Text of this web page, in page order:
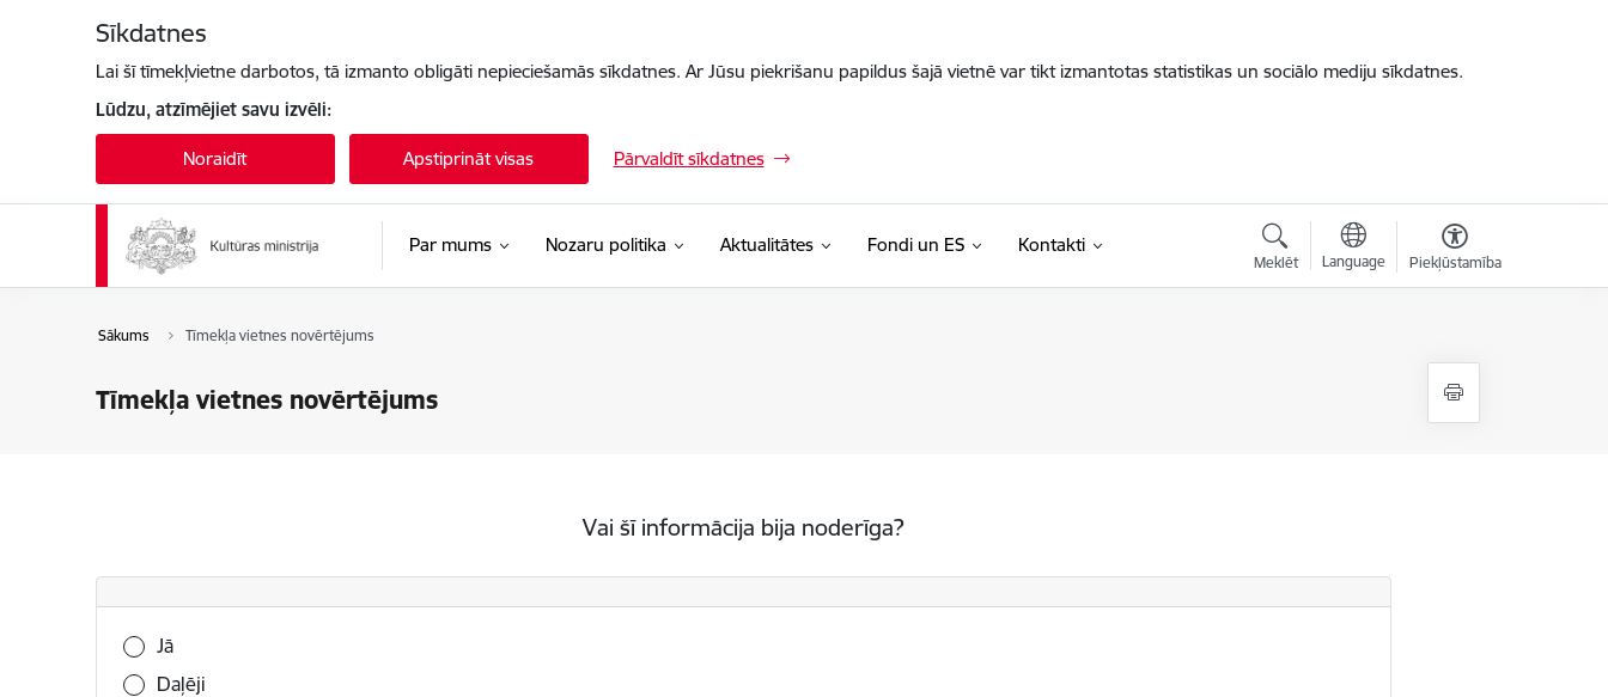
Sīkdatnes
Lai šī tīmekļvietne darbotos, tā izmanto obligāti nepieciešamās sīkdatnes. Ar Jūsu piekrišanu papildus šajā vietnē var tikt izmantotas statistikas un sociālo mediju sīkdatnes.
Lūdzu, atzīmējiet savu izvēli:
Noraidīt Apstiprināt visas Pārvaldīt sīkdatnes
Par mums Nozaru politika Aktualitātes Fondi un ES Kontakti
Meklēt Language Piekļūstamība
Sākums Tīmekļa vietnes novērtējums
Tīmekļa vietnes novērtējums
Vai šī informācija bija noderīga?
Vai šī informācija bija noderīga?
Jā
Daļēji